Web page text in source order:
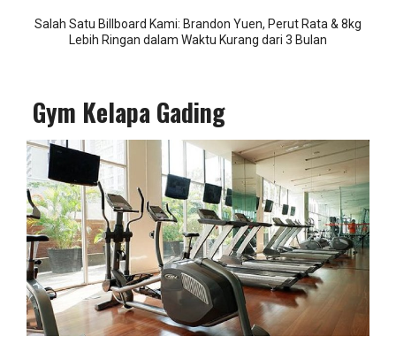
Salah Satu Billboard Kami: Brandon Yuen, Perut Rata & 8kg
Lebih Ringan dalam Waktu Kurang dari 3 Bulan
Gym Kelapa Gading